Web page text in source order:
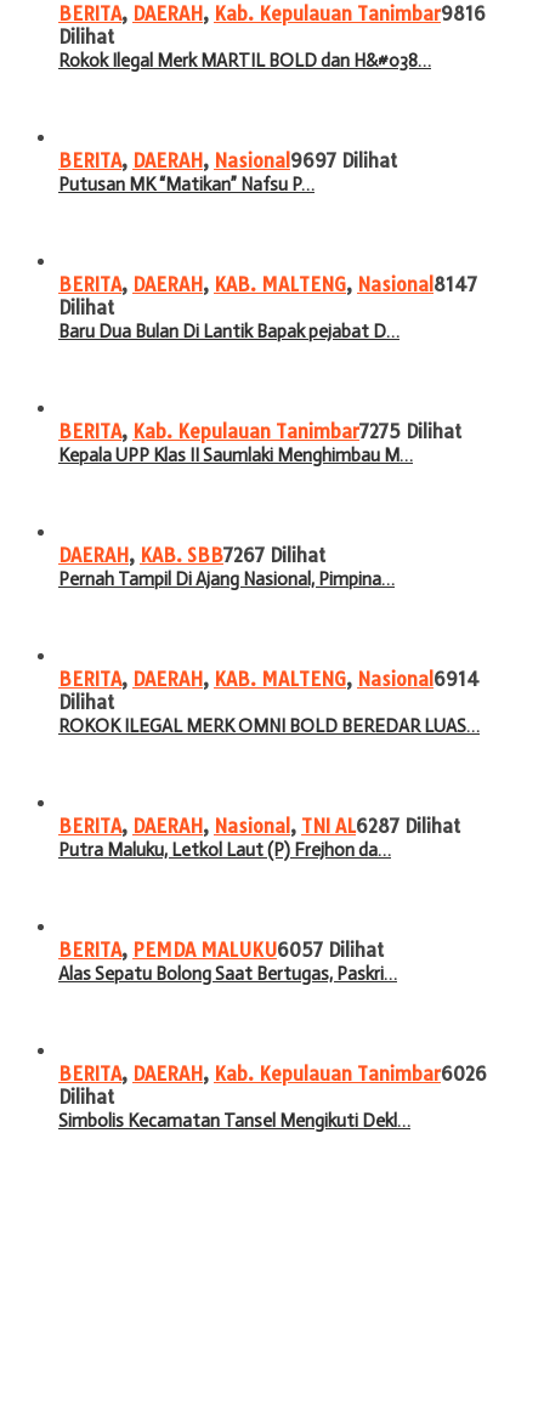
BERITA, DAERAH, Kab. Kepulauan Tanimbar9816
Dilihat
Rokok Ilegal Merk MARTIL BOLD dan H&#038…
BERITA, DAERAH, Nasional 9697 Dilihat
Putusan MK “Matikan” Nafsu P…
BERITA, DAERAH, KAB. MALTENG, Nasional 8147
Dilihat
Baru Dua Bulan Di Lantik Bapak pejabat D…
BERITA, Kab. Kepulauan Tanimbar7275 Dilihat
Kepala UPP Klas II Saumlaki Menghimbau M…
DAERAH, KAB. SBB7267 Dilihat
Pernah Tampil Di Ajang Nasional, Pimpina…
BERITA, DAERAH, KAB. MALTENG, Nasional 6914
Dilihat
ROKOK ILEGAL MERK OMNI BOLD BEREDAR LUAS…
BERITA, DAERAH, Nasional , TNI AL6287 Dilihat
Putra Maluku, Letkol Laut (P) Frejhon da…
BERITA, PEMDA MALUKU6057 Dilihat
Alas Sepatu Bolong Saat Bertugas, Paskri…
BERITA, DAERAH, Kab. Kepulauan Tanimbar6026
Dilihat
Simbolis Kecamatan Tansel Mengikuti Dekl…